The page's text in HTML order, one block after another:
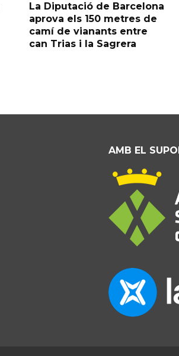
La Diputació de Barcelona
aprova els 150 metres de
camí de vianants entre
can Trias i la Sagrera
AMB EL